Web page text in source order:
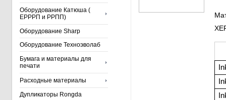
Оборудование Катюша (
ЕРРРП и РРПП)
Оборудование Sharp
Оборудование Техноэволаб
Бумага и материалы для
печати
Расходные материалы
Дупликаторы Rongda